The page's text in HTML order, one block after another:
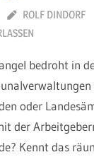
ROLF DINDORF
bedroht in
oder
der
Kennt das